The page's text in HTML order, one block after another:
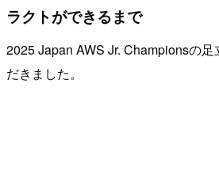
ラクトができるまで
2025 Japan AWS Jr. Championsの
だきました。